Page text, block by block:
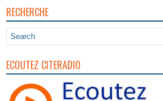
RECHERCHE
ECOUTEZ CITERADIO